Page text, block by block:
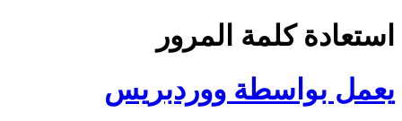
استعادة كلمة المرور
يعمل بواسطة ووردبريس